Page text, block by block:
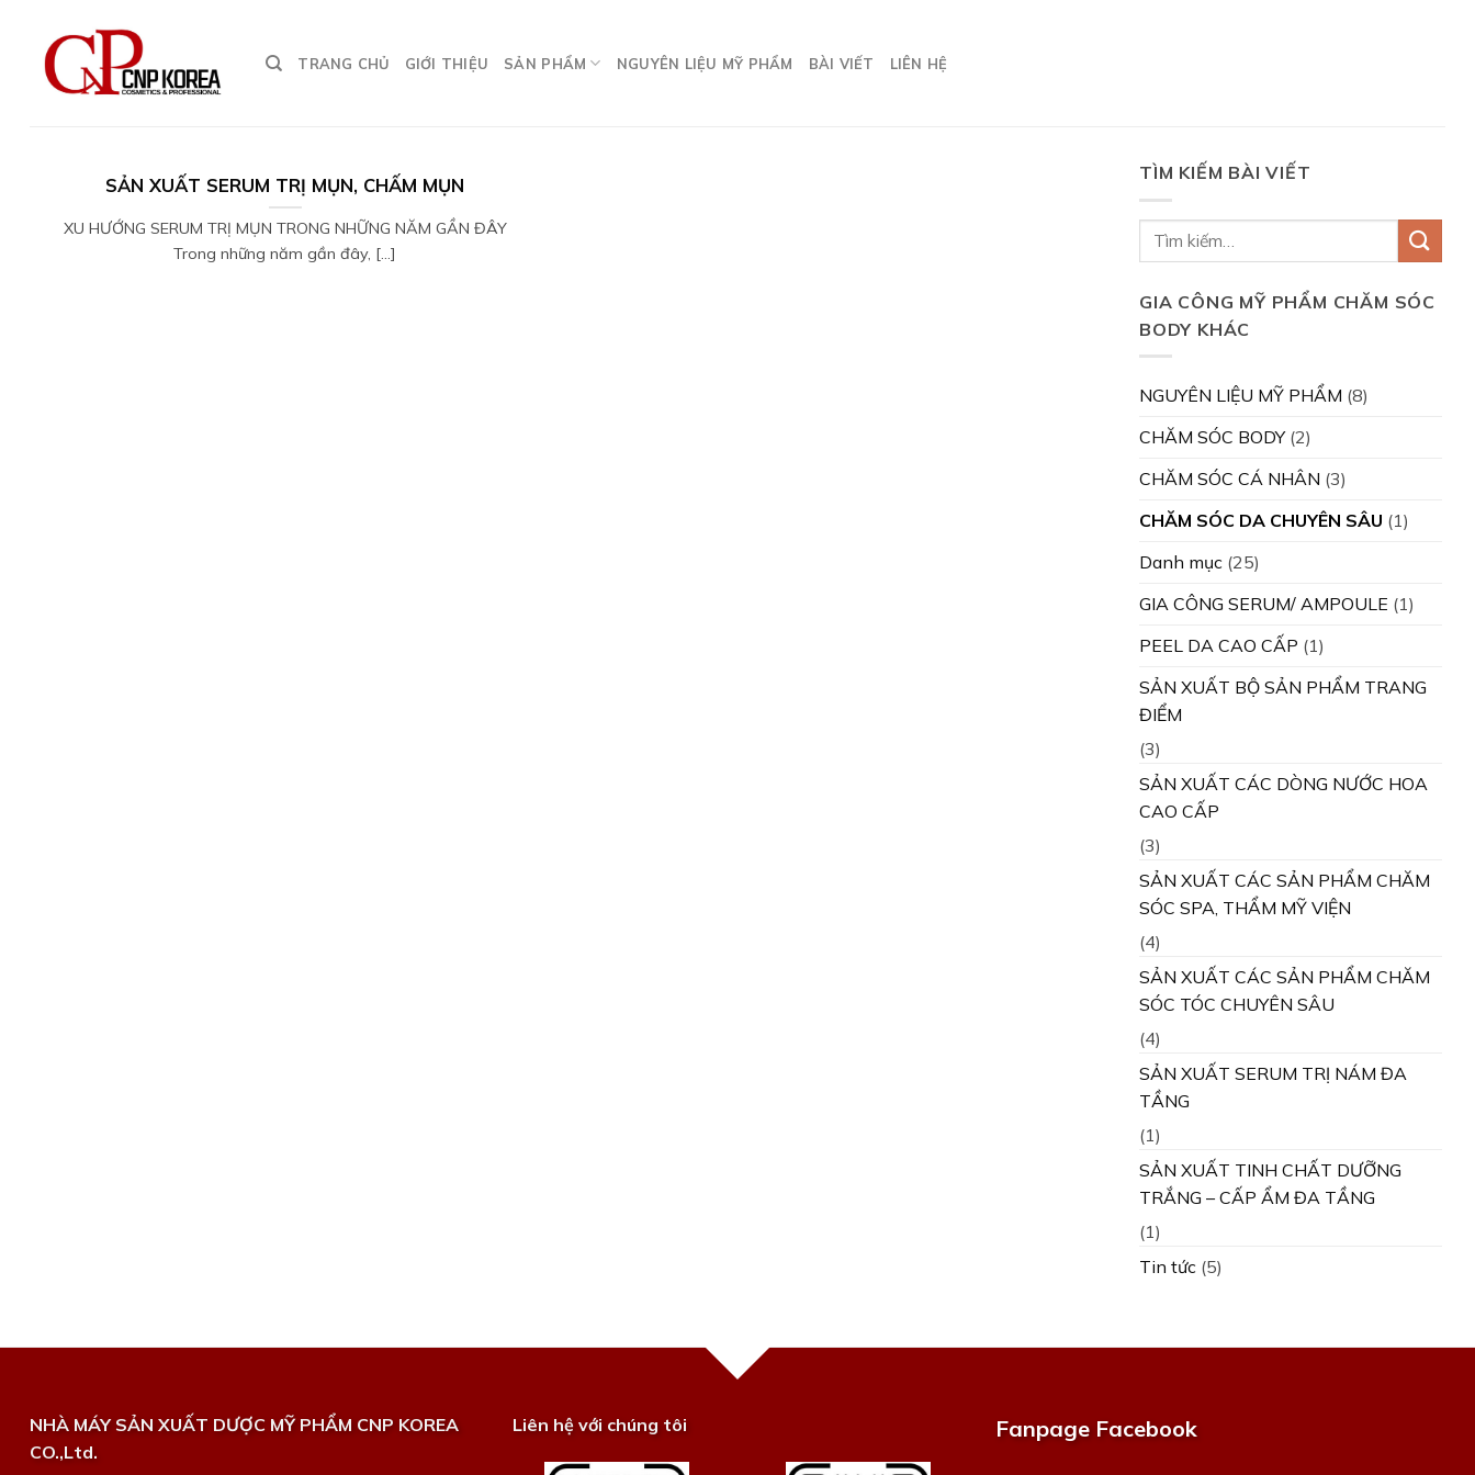
TRANG CHỦ GIỚI THIỆU SẢN PHẨM NGUYÊN LIỆU MỸ PHẨM BÀI VIẾT LIÊN HỆ
SẢN XUẤT SERUM TRỊ MỤN, CHẤM MỤN
XU HƯỚNG SERUM TRỊ MỤN TRONG NHỮNG NĂM GẦN ĐÂY
Trong những năm gần đây, [...]
TÌM KIẾM BÀI VIẾT
GIA CÔNG MỸ PHẨM CHĂM SÓC
BODY KHÁC
NGUYÊN LIỆU MỸ PHẨM (8)
CHĂM SÓC BODY(2)
CHĂM SÓC CÁ NHÂN (3)
CHĂM SÓC DA CHUYÊN SÂU (1)
Danh mục (25)
GIA CÔNG SERUM/ AMPOULE (1)
PEEL DA CAO CẤP (1)
SẢN XUẤT BỘ SẢN PHẨM TRANG
ĐIỂM
(3)
SẢN XUẤT CÁC DÒNG NƯỚC HOA
CAO CẤP
(3)
SẢN XUẤT CÁC SẢN PHẨM CHĂM
SÓC SPA, THẨM MỸ VIỆN
(4)
SẢN XUẤT CÁC SẢN PHẨM CHĂM
SÓC TÓC CHUYÊN SÂU
(4)
SẢN XUẤT SERUM TRỊ NÁM ĐA
TẦNG
(1)
SẢN XUẤT TINH CHẤT DƯỠNG
TRẮNG – CẤP ẨM ĐA TẦNG
(1)
Tin tức (5)
NHÀ MÁY SẢN XUẤT DƯỢC MỸ PHẨM CNP KOREA
CO.,Ltd.
Liên hệ với chúng tôi Fanpage Facebook